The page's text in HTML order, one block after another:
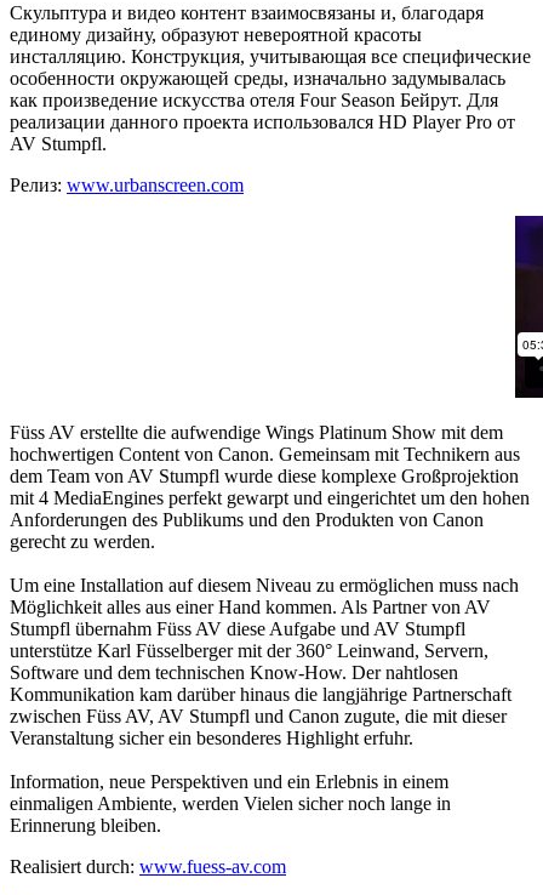
Скульптура и видео контент взаимосвязаны и, благодаря
единому дизайну, образуют невероятной красоты
инсталляцию. Конструкция, учитывающая все специфические
особенности окружающей среды, изначально задумывалась
как произведение искусства отеля Four Season Бейрут. Для
реализации данного проекта использовался HD Player Pro от
AV Stumpfl.
Релиз: www.urbanscreen.com
Füss AV erstellte die aufwendige Wings Platinum Show mit dem
hochwertigen Content von Canon. Gemeinsam mit Technikern aus
dem Team von AV Stumpfl wurde diese komplexe Großprojektion
mit 4 MediaEngines perfekt gewarpt und eingerichtet um den hohen
Anforderungen des Publikums und den Produkten von Canon
gerecht zu werden.
Um eine Installation auf diesem Niveau zu ermöglichen muss nach
Möglichkeit alles aus einer Hand kommen. Als Partner von AV
Stumpfl übernahm Füss AV diese Aufgabe und AV Stumpfl
unterstütze Karl Füsselberger mit der 360° Leinwand, Servern,
Software und dem technischen Know-How. Der nahtlosen
Kommunikation kam darüber hinaus die langjährige Partnerschaft
zwischen Füss AV, AV Stumpfl und Canon zugute, die mit dieser
Veranstaltung sicher ein besonderes Highlight erfuhr.
Information, neue Perspektiven und ein Erlebnis in einem
einmaligen Ambiente, werden Vielen sicher noch lange in
Erinnerung bleiben.
Realisiert durch: www.fuess-av.com